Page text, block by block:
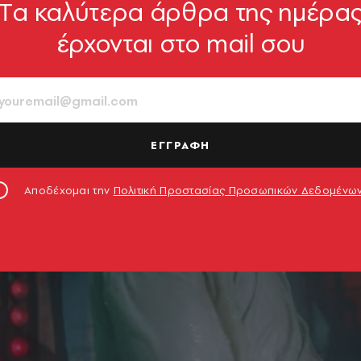
καλύτερα άρθρα της
έρχονται στο mail σου
ΕΓΓΡΑΦΗ
Αποδέχομαι την Πολιτική Προστασίας Προσωπικών